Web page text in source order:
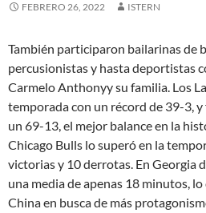
FEBRERO 26, 2022 ISTERN
También participaron bailarinas de
percusionistas y hasta deportistas
Carmelo Anthonyy su familia. Los
temporada con un récord de 39-3,
un 69-13, el mejor balance en la
Chicago Bulls lo superó en la
victorias y 10 derrotas. En Georgia
una media de apenas 18 minutos,
China en busca de más